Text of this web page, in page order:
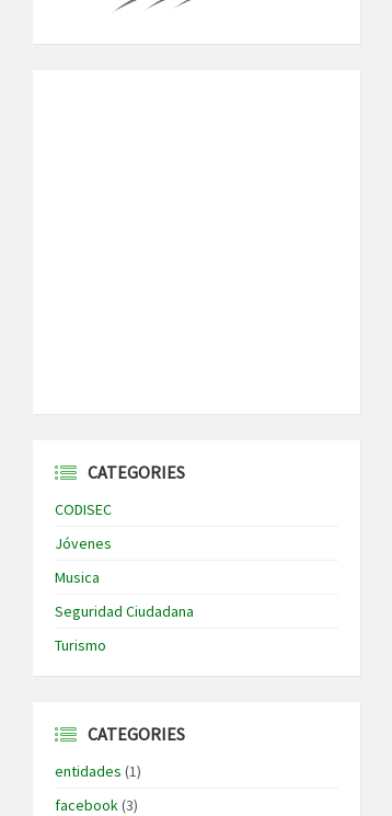
CATEGORIES
CODISEC
Jóvenes
Musica
Seguridad Ciudadana
Turismo
CATEGORIES
entidades (1)
facebook(3)